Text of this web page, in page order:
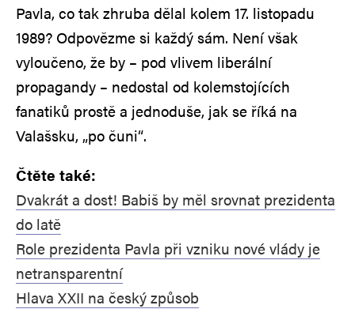
Pavla, co tak zhruba dělal kolem 17. listopadu
1989? Odpovězme si každý sám. Není však
vyloučeno, že by – pod vlivem liberální
propagandy – nedostal od kolemstojících
fanatiků prostě a jednoduše, jak se říká na
Valašsku, „po čuni“.
Čtěte také:
Dvakrát a dost! Babiš by měl srovnat prezidenta
do latě
Role prezidenta Pavla při vzniku nové vlády je
netransparentní
Hlava XXII na český způsob